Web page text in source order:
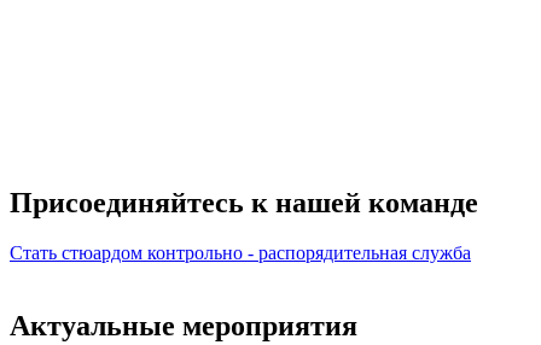
Присоединяйтесь к нашей команде
Стать стюардом контрольно - распорядительная служба
Актуальные мероприятия